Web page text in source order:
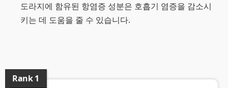
도라지에 함유된 항염증 성분은 호흡기 염증을 감소시
키는 데 도움을 줄 수 있습니다.
Rank1